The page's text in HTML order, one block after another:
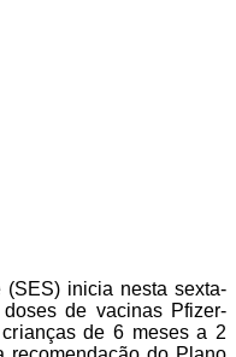
inicia nesta sexta-
de vacinas Pfizer-
de 6 meses a 2